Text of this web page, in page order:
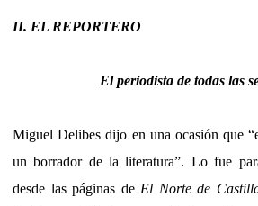
II. EL REPORTERO
El periodista de todas las
Miguel Delibes dijo en una ocasión que
un borrador de la literatura”. Lo fue
desde las páginas de El Norte de